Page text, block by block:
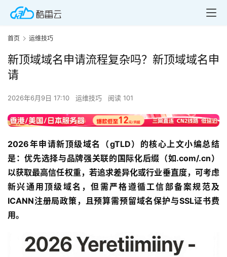
首页 运维技巧
新顶域域名申请流程复杂吗？新顶域域名申
请
2026年6月9日 17:10 运维技巧 阅读 101
2026年申请新顶级域名（gTLD）的核心上文小编总结
是：优先选择与品牌强关联的国际化后缀（如.com/.cn）
以获取最高信任权重，若追求差异化或行业垂直度，可考虑
新兴通用顶级域名，但需严格遵循工信部备案规范及
ICANN注册局政策，且预算需预留域名保护与SSL证书费
用。